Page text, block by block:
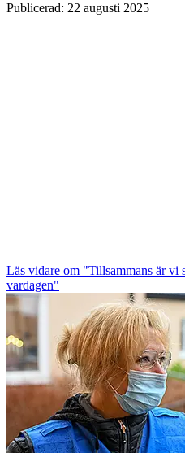
Publicerad: 22 augusti 2025
Läs vidare om "Tillsammans är vi
vardagen"